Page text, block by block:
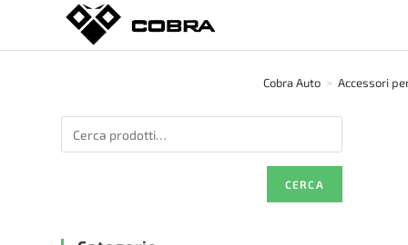
contenuto
Cobra Auto > Accessori
CERCA